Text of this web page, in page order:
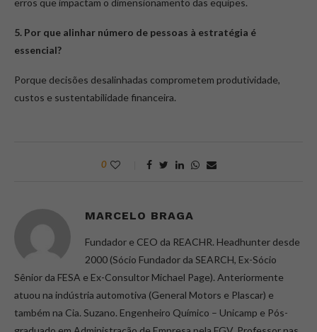
erros que impactam o dimensionamento das equipes.
5. Por que alinhar número de pessoas à estratégia é
essencial?
Porque decisões desalinhadas comprometem produtividade,
custos e sustentabilidade financeira.
0
MARCELO BRAGA
Fundador e CEO da REACHR. Headhunter desde
2000 (Sócio Fundador da SEARCH, Ex-Sócio
Sênior da FESA e Ex-Consultor Michael Page). Anteriormente
atuou na indústria automotiva (General Motors e Plascar) e
também na Cia. Suzano. Engenheiro Químico – Unicamp e Pós-